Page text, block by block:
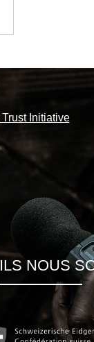
Initiative
ILS NOUS